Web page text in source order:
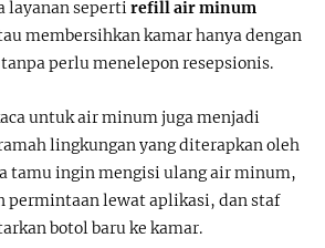
layanan sepertirefill air minum
membersihkan kamar hanya dengan
perlu menelepon resepsionis.
untuk air minum juga menjadi
lingkungan yang diterapkan oleh
tamu ingin mengisi ulang air minum,
permintaan lewat aplikasi, dan staf
botol baru ke kamar.